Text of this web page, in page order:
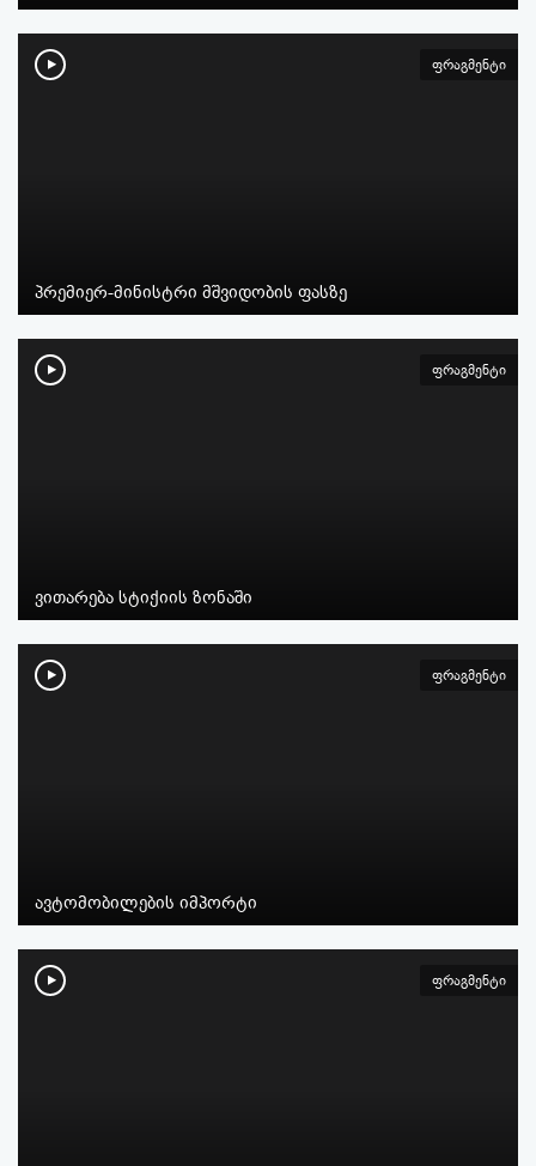
ფრაგმენტი
პრემიერ-მინისტრი მშვიდობის ფასზე
ფრაგმენტი
ვითარება სტიქიის ზონაში
ფრაგმენტი
ავტომობილების იმპორტი
ფრაგმენტი